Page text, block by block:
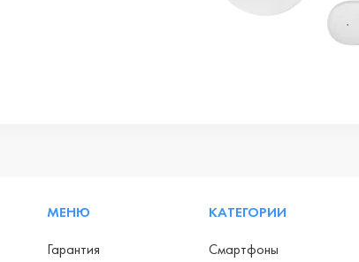
МЕНЮ
Гарантия
КАТЕГОРИИ
Смартфоны